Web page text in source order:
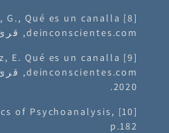
deinconscientes.com, قرئ في 15 سبتمبر 2020.
2020.
of Psychoanalysis,
p.182